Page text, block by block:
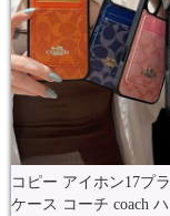
コピー アイホン17プ
ケース コーチ coach ハ